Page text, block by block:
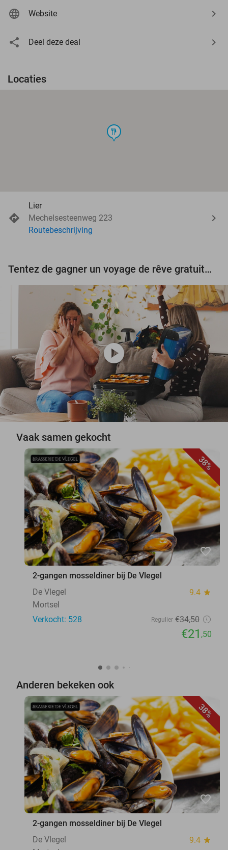
Website
Deel deze deal
Locaties
food
Lier
Mechelsesteenweg 223
Routebeschrijving
Tentez de gagner un voyage de rêve gratuit d'une valeur de 3.000 € !
play_circle
Vaak samen gekocht
38%
favorite_border
2-gangen mosseldiner bij De Vlegel
De Vlegel
9.4 star
Mortsel
Verkocht: 528
Regulier €34,50
€21 ,50
Anderen bekeken ook
38%
favorite_border
2-gangen mosseldiner bij De Vlegel
De Vlegel
9.4 star